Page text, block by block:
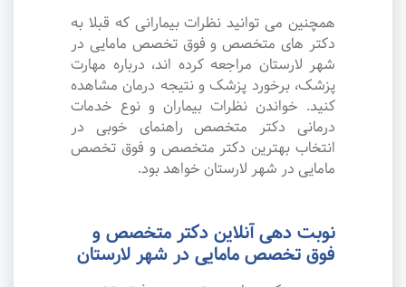
همچنین می توانید نظرات بیمارانی که قبلا به
دکتر های متخصص و فوق تخصص مامایی در
شهر لارستان مراجعه کرده اند، درباره مهارت
پزشک، برخورد پزشک و نتیجه درمان مشاهده
کنید. خواندن نظرات بیماران و نوع خدمات
درمانی دکتر متخصص راهنمای خوبی در
انتخاب بهترین دکتر متخصص و فوق تخصص
مامایی در شهر لارستان خواهد بود.
نوبت دهی آنلاین دکتر متخصص و
فوق تخصص مامایی در شهر لارستان